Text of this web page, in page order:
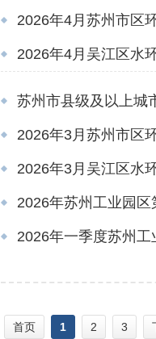
2026年4月苏州市区
2026年4月吴江区水
苏州市县级及以上城
2026年3月苏州市区
2026年3月吴江区水
2026年苏州工业园
2026年一季度苏州
首页 1 2 3